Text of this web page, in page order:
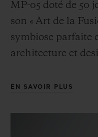
MP-05 doté de 50
son « Art de la
symbiose parfaite
architecture et
EN SAVOIR PLUS